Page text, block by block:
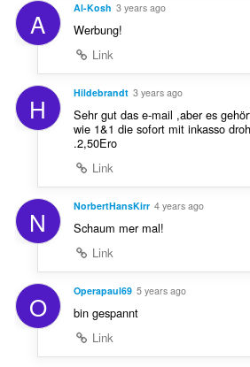
A Al-Kosh 3 years ago
Werbung!
Link
H Hildebrandt 3 years ago
Sehr gut das e-mail ,aber es
wie 1&1 die sofort mit inkasso
.2,50Ero
Link
N NorbertHansKirr 4 years ago
Schaum mer mal!
Link
O Operapaul69 5 years ago
bin gespannt
Link